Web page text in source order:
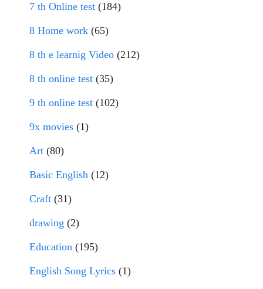
7 th Online test (184)
8 Home work (65)
8 th e learnig Video (212)
8 th online test (35)
9 th online test (102)
9x movies (1)
Art (80)
Basic English (12)
Craft (31)
drawing (2)
Education (195)
English Song Lyrics (1)